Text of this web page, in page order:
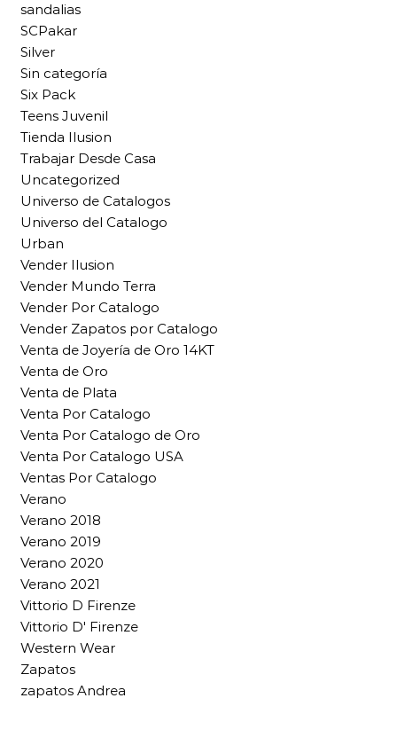
sandalias
SCPakar
Silver
Sin categoría
Six Pack
Teens Juvenil
Tienda Ilusion
Trabajar Desde Casa
Uncategorized
Universo de Catalogos
Universo del Catalogo
Urban
Vender Ilusion
Vender Mundo Terra
Vender Por Catalogo
Vender Zapatos por Catalogo
Venta de Joyería de Oro 14KT
Venta de Oro
Venta de Plata
Venta Por Catalogo
Venta Por Catalogo de Oro
Venta Por Catalogo USA
Ventas Por Catalogo
Verano
Verano 2018
Verano 2019
Verano 2020
Verano 2021
Vittorio D Firenze
Vittorio D' Firenze
Western Wear
Zapatos
zapatos Andrea